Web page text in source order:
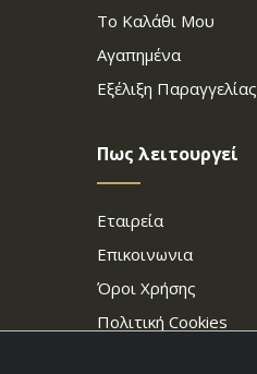
Το Καλάθι Μου
Αγαπημένα
Εξέλιξη Παραγγελίας
Πως λειτουργεί
Εταιρεία
Επικοινωνια
Όροι Χρήσης
Πολιτική Cookies